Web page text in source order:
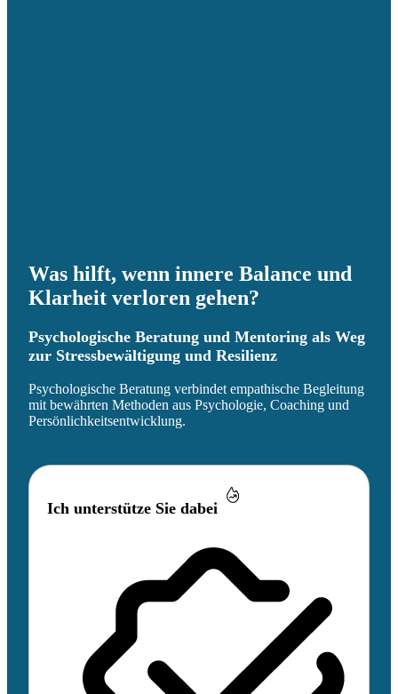
Was hilft, wenn innere Balance und
Klarheit verloren gehen?
Psychologische Beratung und Mentoring als Weg
zur Stressbewältigung und Resilienz
Psychologische Beratung verbindet empathische Begleitung
mit bewährten Methoden aus Psychologie, Coaching und
Persönlichkeitsentwicklung.
Ich unterstütze Sie dabei